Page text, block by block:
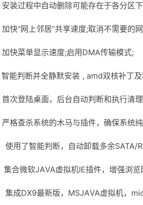
过程中自动删除可能存在于各分区下
“网上邻居”共享速度;取消不需要的
菜单显示速度;启用DMA传输模式;
判断并全静默安装 , amd双核补丁及
登陆桌面，后台自动判断和执行清理
查杀系统的木马与插件，确保系统
用了智能判断，自动卸载多余SATA/
合微软JАVA虚拟机IE插件，增强浏览
成DX9最新版，MSJАVA虚拟机，